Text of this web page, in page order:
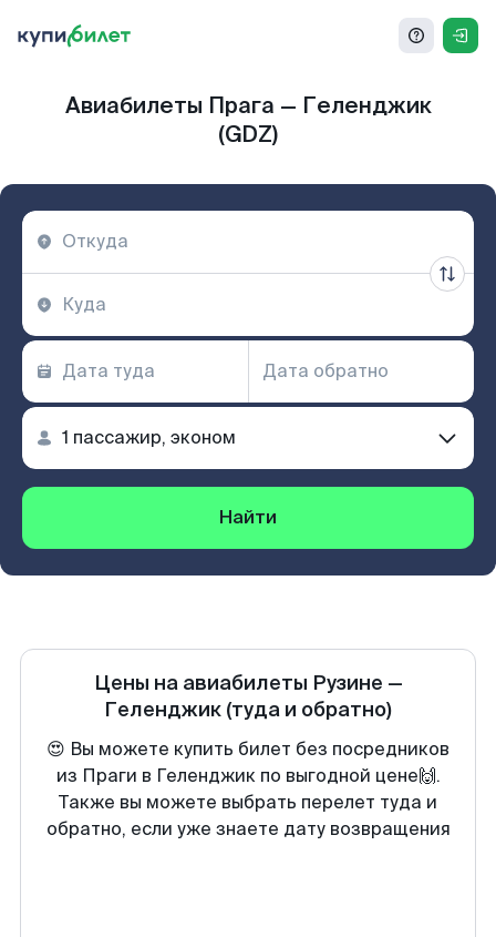
Авиабилеты Прага — Геленджик
(GDZ)
Найти
Цены на авиабилеты Рузине —
Геленджик (туда и обратно)
😍 Вы можете купить билет без посредников
из Праги в Геленджик по выгодной цене🙌.
Также вы можете выбрать перелет туда и
обратно, если уже знаете дату возвращения